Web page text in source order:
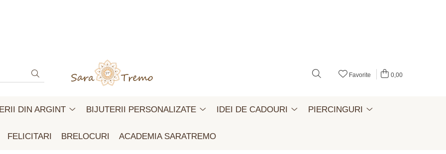
Favorite 0,00
DIN ARGINT BIJUTERII PERSONALIZATE IDEI DE CADOURI PIERCINGURI
FELICITARI BRELOCURI ACADEMIA SARATREMO